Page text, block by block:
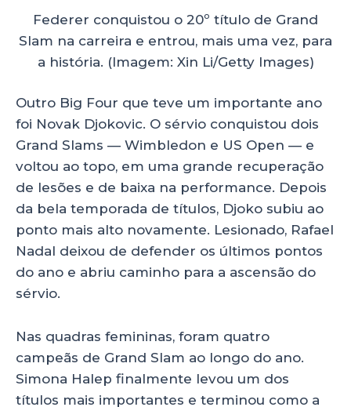
Federer conquistou o 20º título de Grand
Slam na carreira e entrou, mais uma vez, para
a história. (Imagem: Xin Li/Getty Images)
Outro Big Four que teve um importante ano
foi Novak Djokovic. O sérvio conquistou dois
Grand Slams — Wimbledon e US Open — e
voltou ao topo, em uma grande recuperação
de lesões e de baixa na performance. Depois
da bela temporada de títulos, Djoko subiu ao
ponto mais alto novamente. Lesionado, Rafael
Nadal deixou de defender os últimos pontos
do ano e abriu caminho para a ascensão do
sérvio.
Nas quadras femininas, foram quatro
campeãs de Grand Slam ao longo do ano.
Simona Halep finalmente levou um dos
títulos mais importantes e terminou como a